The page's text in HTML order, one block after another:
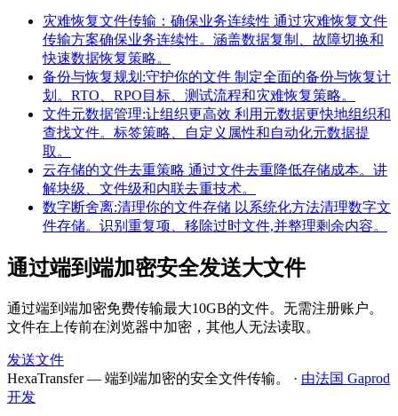
灾难恢复文件传输：确保业务连续性 通过灾难恢复文件
传输方案确保业务连续性。涵盖数据复制、故障切换和
快速数据恢复策略。
备份与恢复规划:守护你的文件 制定全面的备份与恢复计
划。RTO、RPO目标、测试流程和灾难恢复策略。
文件元数据管理:让组织更高效 利用元数据更快地组织和
查找文件。标签策略、自定义属性和自动化元数据提
取。
云存储的文件去重策略 通过文件去重降低存储成本。讲
解块级、文件级和内联去重技术。
数字断舍离:清理你的文件存储 以系统化方法清理数字文
件存储。识别重复项、移除过时文件,并整理剩余内容。
通过端到端加密安全发送大文件
通过端到端加密免费传输最大10GB的文件。无需注册账户。
文件在上传前在浏览器中加密，其他人无法读取。
发送文件
HexaTransfer — 端到端加密的安全文件传输。
· 由法国 Gaprod
开发